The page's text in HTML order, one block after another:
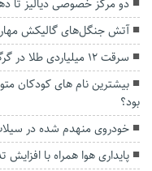
آتش جنگل‌های گالیکش
سرقت ۱۲ میلیاردی طلا در گرگان
بود؟
خودروی منهدم شده در
پایداری هوا همراه با